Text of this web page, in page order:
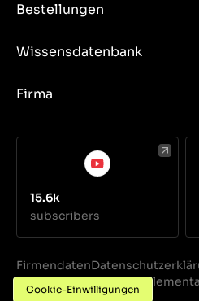
Bestellungen
Wissensdatenbank
Firma
15.6k
subscribers
Firmendaten
Realization
Cookie-Einwilligungen